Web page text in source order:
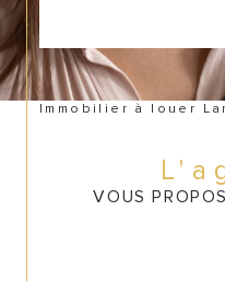
Immobilier à louer
VOUS